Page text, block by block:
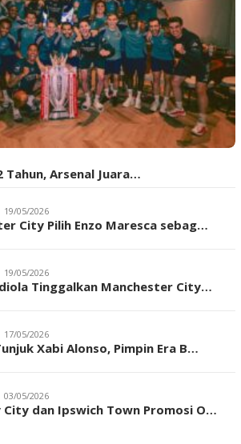
Tahun, Arsenal Juara…
19/05/2026
City Pilih Enzo Maresca sebag…
19/05/2026
Tinggalkan Manchester City…
17/05/2026
Xabi Alonso, Pimpin Era B…
03/05/2026
dan Ipswich Town Promosi O…